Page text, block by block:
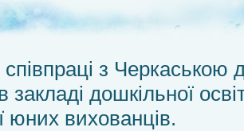
з
закладі дошкільної
юних вихованців.